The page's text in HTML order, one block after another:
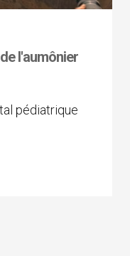
l'aumônier
pédiatrique